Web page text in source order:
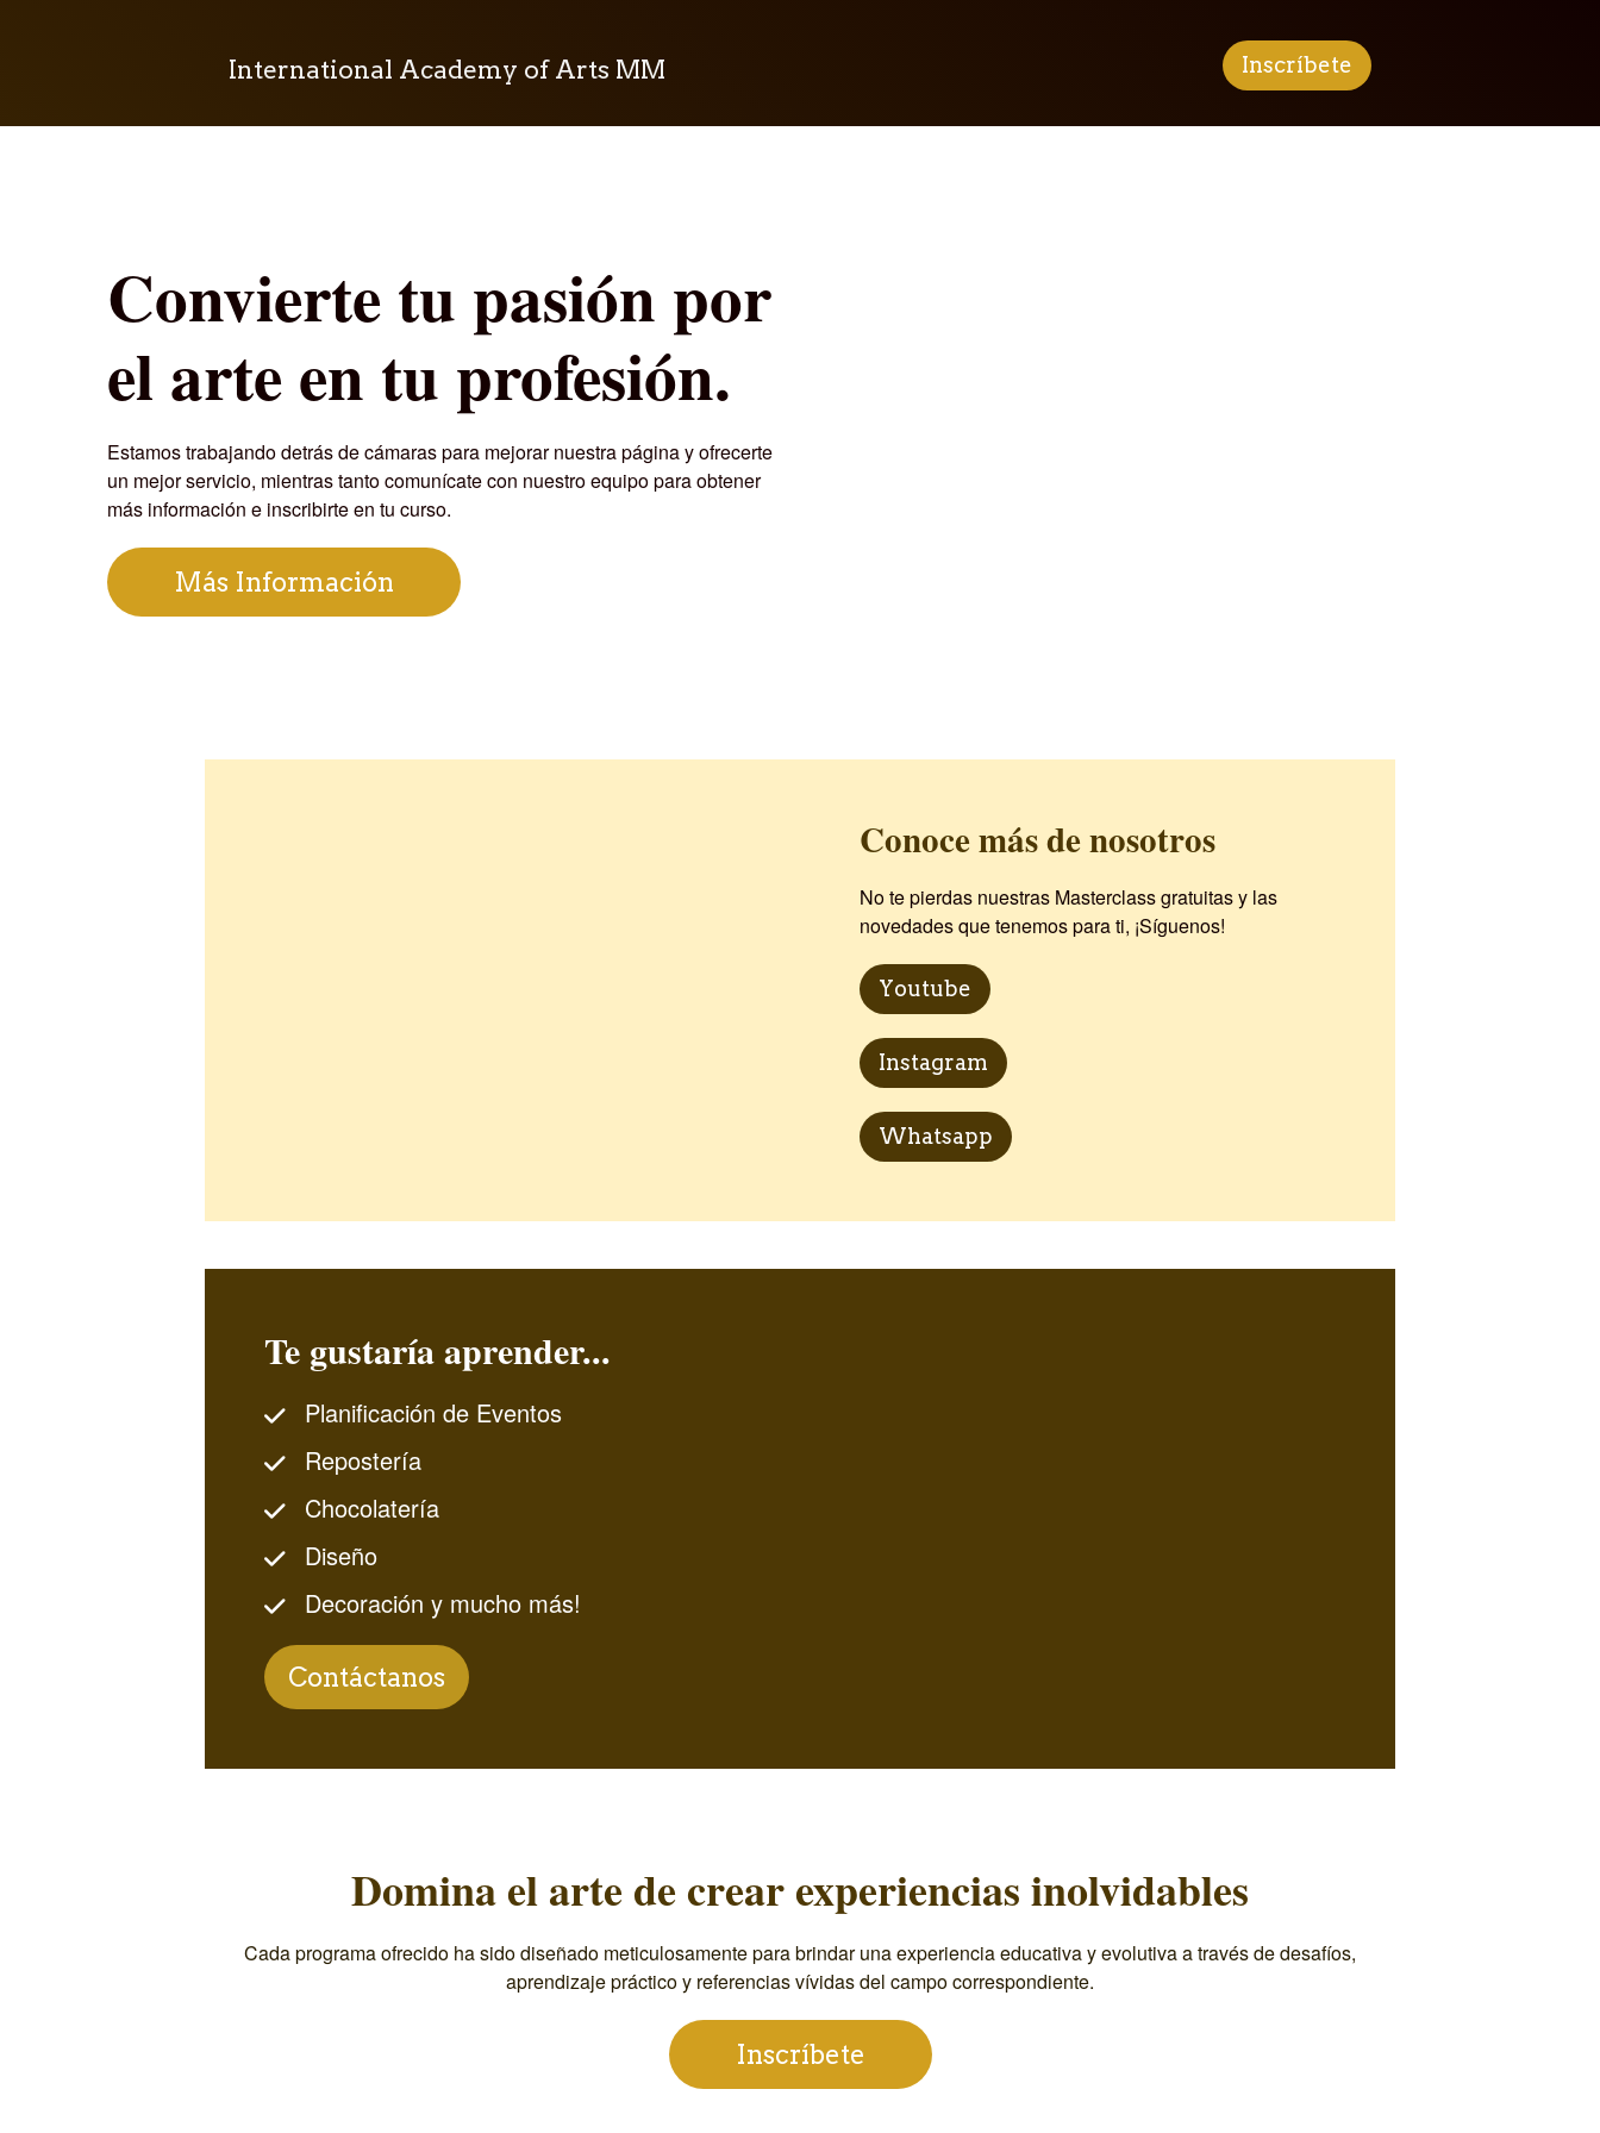
International Academy of Arts MM Inscríbete
Convierte tu pasión por
el arte en tu profesión.
Estamos trabajando detrás de cámaras para mejorar nuestra página y ofrecerte
un mejor servicio, mientras tanto comunícate con nuestro equipo para obtener
más información e inscribirte en tu curso.
Más Información
Conoce más de nosotros
No te pierdas nuestras Masterclass gratuitas y las
novedades que tenemos para ti, ¡Síguenos!
Youtube
Instagram
Whatsapp
Te gustaría aprender...
Planificación de Eventos
Repostería
Chocolatería
Diseño
Decoración y mucho más!
Contáctanos
Domina el arte de crear experiencias inolvidables
Cada programa ofrecido ha sido diseñado meticulosamente para brindar una experiencia educativa y evolutiva a través de desafíos,
aprendizaje práctico y referencias vívidas del campo correspondiente.
Inscríbete